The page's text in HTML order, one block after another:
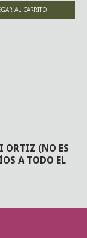
ORTIZ (NO ES
A TODO EL